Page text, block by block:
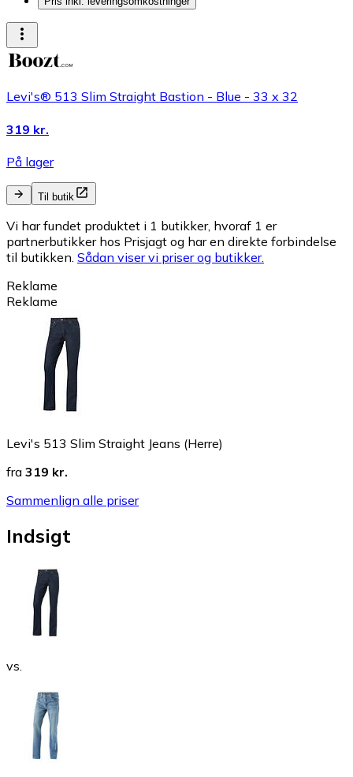
Levi's® 513 Slim Straight Bastion - Blue - 33 x 32
319 kr.
På lager
Til butik
Vi har fundet produktet i 1 butikker, hvoraf 1 er
partnerbutikker hos Prisjagt og har en direkte forbindelse
til butikken. Sådan viser vi priser og butikker.
Reklame
Reklame
Levi's 513 Slim Straight Jeans (Herre)
fra 319 kr.
Sammenlign alle priser
Indsigt
vs.